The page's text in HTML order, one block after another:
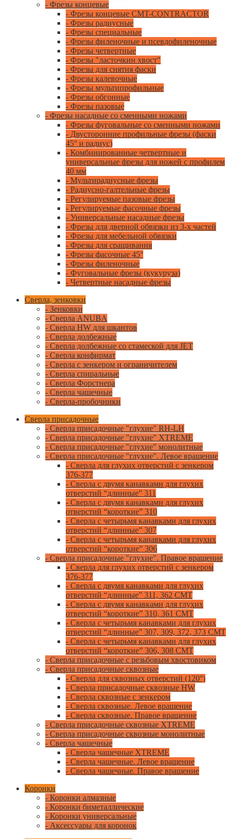
- Фрезы концевые
- Фрезы концевые CMT-CONTRACTOR
- Фрезы радиусные
- Фрезы специальные
- Фрезы филеночные и псевдофиленочные
- Фрезы четвертные
- Фрезы "ласточкин хвост"
- Фрезы для снятия фаски
- Фрезы калевочные
- Фрезы мультипрофильные
- Фрезы обгонные
- Фрезы пазовые
- Фрезы насадные со сменными ножами
- Фрезы фуговальные со сменными ножами
- Двусторонние профильные фрезы (фаски
45° и радиус)
- Комбинированные четвертные и
универсальные фрезы для ножей с профилем
40 мм
- Мультирадиусные фрезы
- Радиусно-галтельные фрезы
- Регулируемые пазовые фрезы
- Регулируемые фасочные фрезы
- Универсальные насадные фрезы
- Фрезы для дверной обвязки из 3-х частей
- Фрезы для мебельной обвязки
- Фрезы для сращивания
- Фрезы фасочные 45°
- Фрезы филеночные
- Фуговальные фрезы (кукуруза)
- Четвертные насадные фрезы
Сверла, зенковки
- Зенковки
- Сверла ANUBA
- Сверла HW для шкантов
- Сверла долбежные
- Сверла долбежные со стамеской для JET
- Сверла конфирмат
- Сверла с зенкером и ограничителем
- Сверла спиральные
- Сверла Форстнера
- Сверла чашечные
- Сверла-пробочники
Сверла присадочные
- Сверла присадочные "глухие" RH-LH
- Сверла присадочные "глухие" XTREME
- Сверла присадочные "глухие" монолитные
- Сверла присадочные "глухие". Левое вращение
- Сверла для глухих отверстий с зенкером
376-377
- Сверла с двумя канавками для глухих
отверстий “длинные” 311
- Сверла с двумя канавками для глухих
отверстий “короткие” 310
- Сверла с четырьмя канавками для глухих
отверстий “длинные” 307
- Сверла с четырьмя канавками для глухих
отверстий “короткие” 306
- Сверла присадочные "глухие". Правое вращение
- Сверла для глухих отверстий с зенкером
376-377
- Сверла с двумя канавками для глухих
отверстий “длинные” 311, 362 CMT
- Сверла с двумя канавками для глухих
отверстий “короткие” 310, 361 CMT
- Сверла с четырьмя канавками для глухих
отверстий “длинные” 307, 309, 372, 373 CMT
- Сверла с четырьмя канавками для глухих
отверстий “короткие” 306, 308 CMT
- Сверла присадочные с резьбовым хвостовиком
- Сверла присадочные сквозные
- Сверла для сквозных отверстий (120°)
- Сверла присадочные сквозные HW
- Сверла сквозные с зенкером
- Сверла сквозные. Левое вращение
- Сверла сквозные. Правое вращение
- Сверла присадочные сквозные XTREME
- Сверла присадочные сквозные монолитные
- Сверла чашечные
- Сверла чашечные XTREME
- Сверла чашечные. Левое вращение
- Сверла чашечные. Правое вращение
Коронки
- Коронки алмазные
- Коронки биметаллические
- Коронки универсальные
- Аксессуары для коронок